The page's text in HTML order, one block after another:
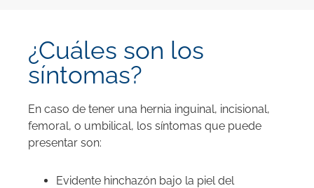
¿Cuáles son los
síntomas?
En caso de tener una hernia inguinal, incisional,
femoral, o umbilical, los síntomas que puede
presentar son:
Evidente hinchazón bajo la piel del